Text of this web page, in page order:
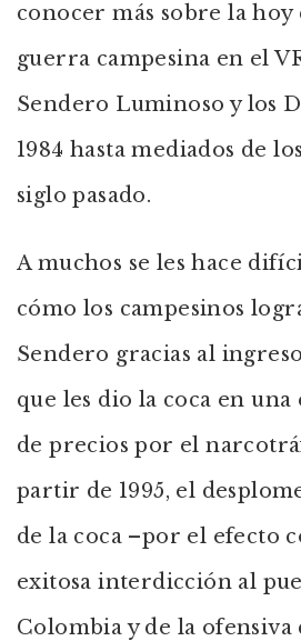
conocer más sobre la hoy
guerra campesina en el
Sendero Luminoso y los
1984 hasta mediados de
siglo pasado.
A muchos se les hace
cómo los campesinos
Sendero gracias al
que les dio la coca en una
de precios por el
partir de 1995, el
de la coca –por el efecto
exitosa interdicción al
Colombia y de la